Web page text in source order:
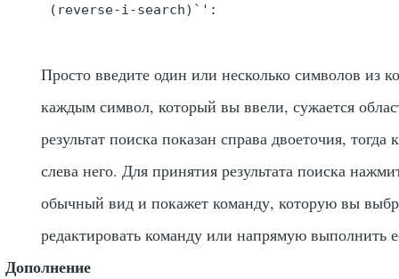
(reverse-i-search)`':
Просто введите один или несколько символов из
каждым символ, который вы ввели, сужается
результат поиска показан справа двоеточия,
слева него. Для принятия результата поиска
обычный вид и покажет команду, которую вы
редактировать команду или напрямую выполнить
Дополнение